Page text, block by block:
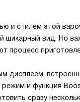
и стилем этой
шикарный вид. Но
процесс
дисплеем,
режим и функция
сразу